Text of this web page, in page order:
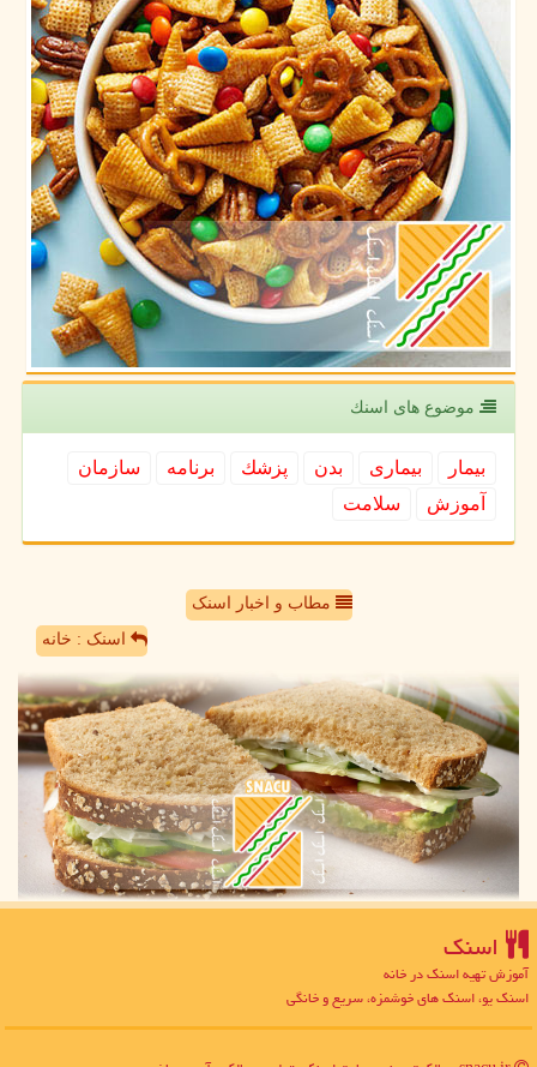
موضوع های اسنك
بیمار بیماری بدن پزشك برنامه
سازمان
آموزش
سلامت
مطاب و اخبار اسنک
اسنک : خانه
اسنك
آموزش تهیه اسنک در خانه
اسنک یو، اسنک های خوشمزه، سریع و خانگی